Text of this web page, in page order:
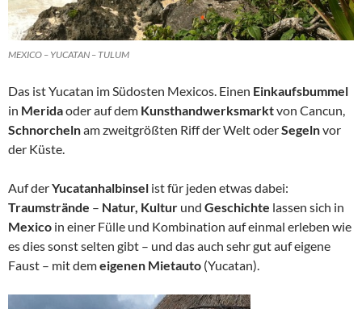
MEXICO – YUCATAN – TULUM
Das ist Yucatan im Südosten Mexicos. Einen Einkaufsbummel
in Meridaoder auf dem Kunsthandwerksmarktvon Cancun,
Schnorchelnam zweitgrößten Riff der Welt oderSegelnvor
der Küste.
Auf derYucatanhalbinsel ist für jeden etwas dabei:
Traumstrände – Natur, Kultur und Geschichte lassen sich in
Mexico in einer Fülle und Kombination auf einmal erleben wie
es dies sonst selten gibt – und das auch sehr gut auf eigene
Faust – mit demeigenen Mietauto (Yucatan).